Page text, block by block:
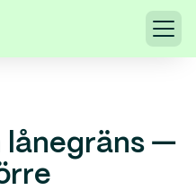
lånegräns —